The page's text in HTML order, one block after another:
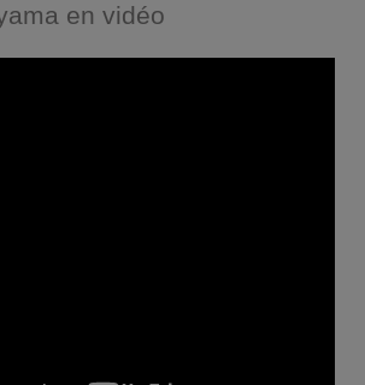
en vidéo